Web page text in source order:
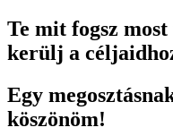
Te mit fogsz
kerülj a
Egy
köszönöm!